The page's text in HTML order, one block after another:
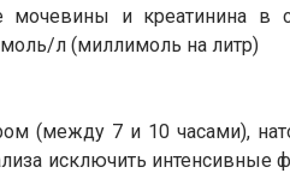
и креатинина в
л (миллимоль на литр)
(между 7 и 10 часами),
исключить